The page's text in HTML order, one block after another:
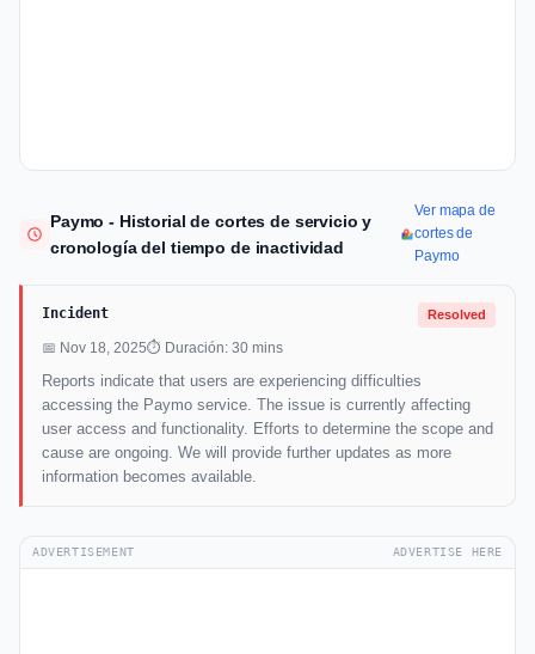
Paymo - Historial de cortes de servicio y
cronología del tiempo de inactividad
Ver mapa de
cortes de
Paymo
Incident Resolved
📅 Nov 18, 2025⏱ Duración: 30 mins
Reports indicate that users are experiencing difficulties
accessing the Paymo service. The issue is currently affecting
user access and functionality. Efforts to determine the scope and
cause are ongoing. We will provide further updates as more
information becomes available.
ADVERTISEMENT ADVERTISE HERE